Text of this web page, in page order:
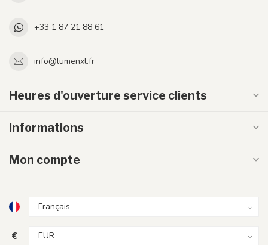
+33 1 87 21 88 61
info@lumenxl.fr
Heures d'ouverture service clients
Informations
Mon compte
€